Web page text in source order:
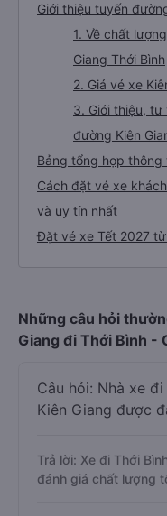
Giới thiệu tuyến
1. Về chất
Giang Thới Bình
2. Giá vé xe
3. Giới thiệu,
đường Kiên
Bảng tổng hợp thông
Cách đặt vé xe
và uy tín nhất
Đặt vé xe Tết 2027 từ
Những câu hỏi
Giang đi Thới Bình -
Câu hỏi: Nhà xe
Kiên Giang được
Trả lời: Xe đi Thới
đánh giá chất lượng